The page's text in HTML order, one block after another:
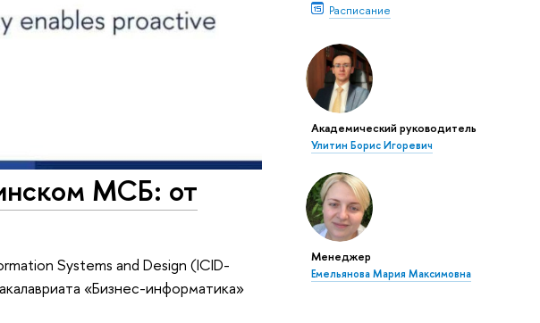
Расписание
Академический руководитель
Улитин Борис Игоревич
Менеджер
Емельянова Мария Максимовна
МСБ: от
Systems and Design (ICID-
«Бизнес-информатика»